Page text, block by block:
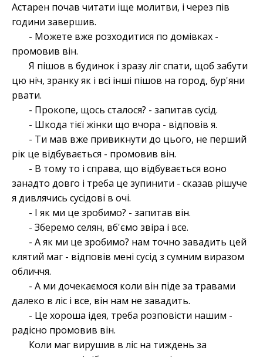
Астарен почав читати іще молитви, і через пів
години завершив.
- Можете вже розходитися по домівках -
промовив він.
Я пішов в будинок і зразу ліг спати, щоб забути
цю ніч, зранку як і всі інші пішов на город, бур'яни
рвати.
- Прокопе, щось сталося? - запитав сусід.
- Шкода тієї жінки що вчора - відповів я.
- Ти мав вже привикнути до цього, не перший
рік це відбувається - промовив він.
- В тому то і справа, що відбувається воно
занадто довго і треба це зупинити - сказав рішуче
я дивлячись сусідові в очі.
- І як ми це зробимо? - запитав він.
- Зберемо селян, вб'ємо звіра і все.
- А як ми це зробимо? нам точно завадить цей
клятий маг - відповів мені сусід з сумним виразом
обличчя.
- А ми дочекаємося коли він піде за травами
далеко в ліс і все, він нам не завадить.
- Це хороша ідея, треба розповісти нашим -
радісно промовив він.
Коли маг вирушив в ліс на тиждень за